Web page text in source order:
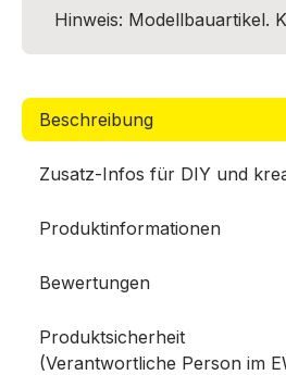
Hinweis: Modellbauartikel.
Beschreibung
Zusatz-Infos für DIY und
Produktinformationen
Bewertungen
Produktsicherheit
(Verantwortliche Person im